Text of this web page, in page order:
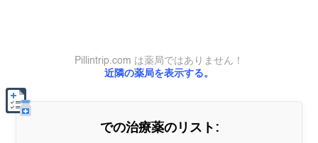
近隣の薬局を表示する。
Pillintrip.com は薬局ではありません！
での治療薬のリスト: